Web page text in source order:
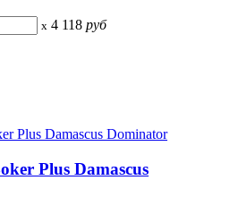
x 4 118 руб
Plus Damascus